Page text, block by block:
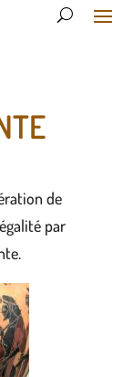
de
par